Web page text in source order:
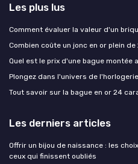
Les plus lus
Comment évaluer la valeur d'un
Combien coûte un jonc en or plein
Quel est le prix d'une bague montée
Plongez dans l'univers de
Tout savoir sur la bague en or 24
Les derniers articles
Offrir un bijou de naissance : les
ceux qui finissent oubliés